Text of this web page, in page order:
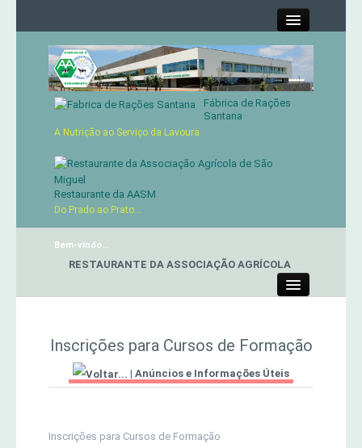
Contactos
Serviços
Produtos
Concursos Micaelenses
Publicações AASM
Fábrica de Rações
Santana
A Nutrição ao Serviço da Lavoura
Restaurante da AASM
Do Prado ao Prato...
Bem-vindo...
RESTAURANTE DA ASSOCIAÇÃO AGRÍCOLA
MERCADO AGRÍCOLA DE SANTANA
Inscrições para Cursos de Formação
| Anúncios e Informações Úteis
Inscrições para Cursos de Formação